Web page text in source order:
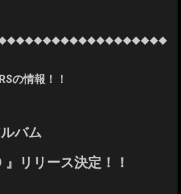
◆◆◆◆◆◆◆◆◆◆◆◆◆◆
の情報！！
バム
』リリース決定！！